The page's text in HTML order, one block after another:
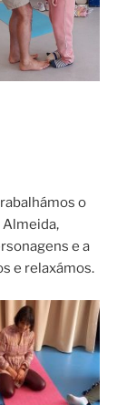
o
Almeida,
e a
e relaxámos.